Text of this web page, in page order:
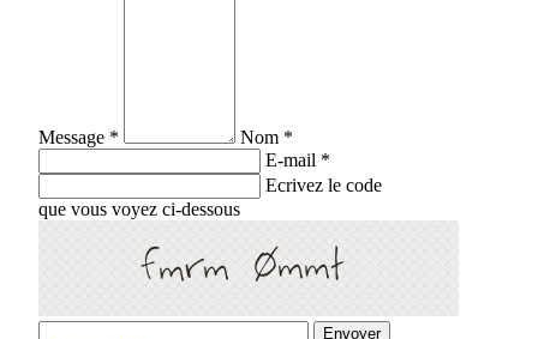
Message *
Nom *
E-mail *
Ecrivez le code
que vous voyez ci-dessous